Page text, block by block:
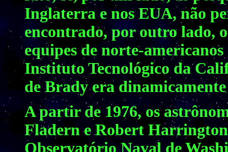
Inglaterra e nos EUA, não
encontrado, por outro lado,
equipes de norte-
Instituto Tecnológico da
de Brady era
A partir de 1976, os
Fladern e Robert Harrington
Observatório Naval de